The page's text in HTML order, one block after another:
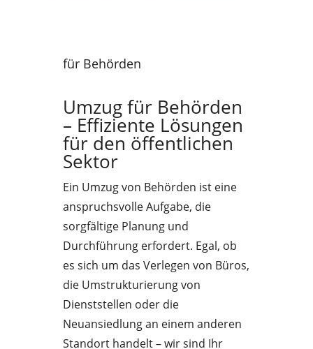
für Behörden
Umzug für Behörden
– Effiziente Lösungen
für den öffentlichen
Sektor
Ein Umzug von Behörden ist eine
anspruchsvolle Aufgabe, die
sorgfältige Planung und
Durchführung erfordert. Egal, ob
es sich um das Verlegen von Büros,
die Umstrukturierung von
Dienststellen oder die
Neuansiedlung an einem anderen
Standort handelt – wir sind Ihr